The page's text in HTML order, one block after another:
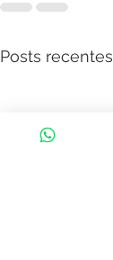
Posts recentes